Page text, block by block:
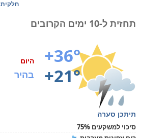
חלקית
תחזית ל-10 ימים הקרובים
+36°
+21°
היום
בהיר
תיתכן סערה
סיכוי למשקעים 75%